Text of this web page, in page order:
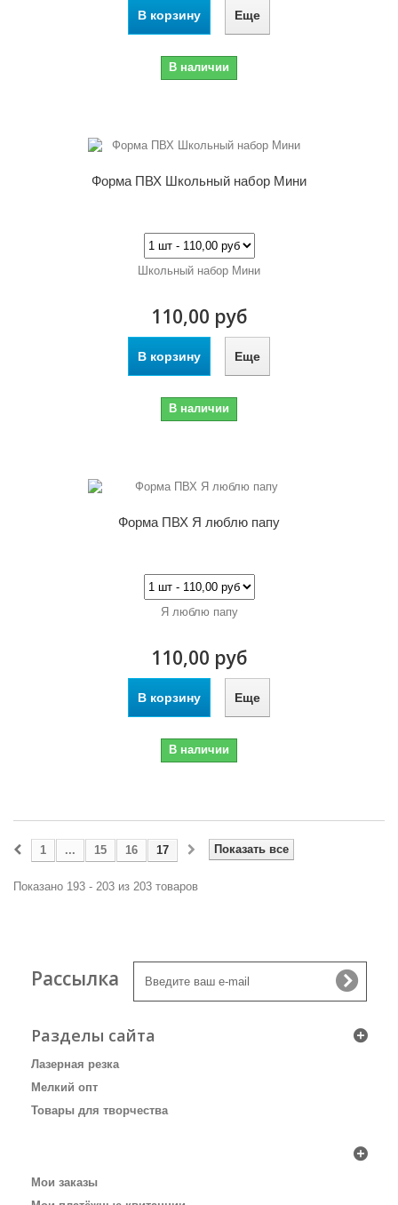
В корзину Еще
В наличии
Форма ПВХ Школьный набор Мини
Школьный набор Мини
110,00 руб
В корзину Еще
В наличии
Форма ПВХ Я люблю папу
Я люблю папу
110,00 руб
В корзину Еще
В наличии
Показать все
1 ... 15 16 17
Показано 193 - 203 из 203 товаров
Рассылка
Разделы сайта
Лазерная резка
Мелкий опт
Товары для творчества
Мои заказы